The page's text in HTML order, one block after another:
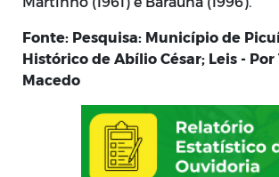
Fonte: Pesquisa: Município de
Histórico de Abílio César; Leis - Por
Macedo